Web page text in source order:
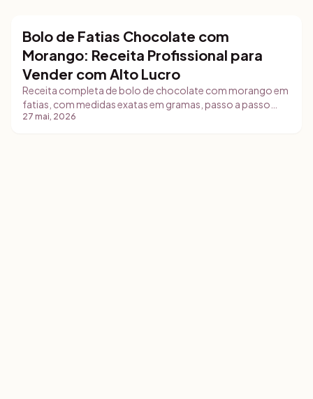
Bolo de Fatias Chocolate com
Morango: Receita Profissional para
Vender com Alto Lucro
Receita completa de bolo de chocolate com morango em
fatias, com medidas exatas em gramas, passo a passo
detalhado, dicas de food styling e estratégias de
27 mai, 2026